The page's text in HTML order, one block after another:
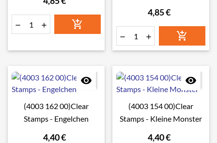
  
4,85 €
  

(4003 162 00)Clear
Stamps - Engelchen
4,40 €

(4003 154 00)Clear
Stamps - Kleine Monster
4,40 €